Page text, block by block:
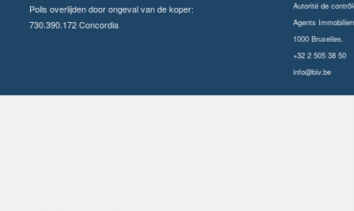
Polis overlijden door ongeval van de koper:
730.390.172 Concordia
Autorité de
Agents
1000 Bruxelles.
+32 2 505 38 50
info@biv.be